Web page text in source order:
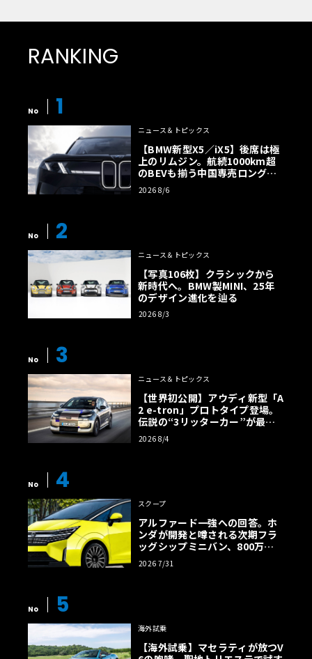
RANKING
No 1
ニュース＆トピックス
【BMW新型X5／iX5】後席は極
上のリムジン。航続1000km超
のBEVも揃う中国専売ロング仕
様の全貌
2026 8/6
No 2
ニュース＆トピックス
【写真106枚】クラシックから
新時代へ。BMW製MINI、25年
のデザイン進化を辿る
2026 8/3
No 3
ニュース＆トピックス
【世界初公開】アウディ新型「A
2 e-tron」プロトタイプ登場。
伝説の“3リッターカー”が最高
効率エントリーBEVとして復活
【画像38枚】
2026 8/4
No 4
スクープ
アルファード一強への回答。ホ
ンダが開発と噂される次期フラ
ッグシップミニバン、800万円
超の勝算【予想CG】
2026 7/31
No 5
海外試乗
【海外試乗】マセラティが放つV